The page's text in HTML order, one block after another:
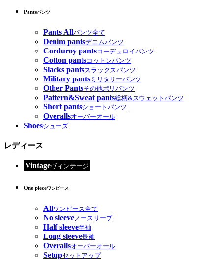
Pantsパンツ
Pants Allパンツ全て
Denim pantsデニムパンツ
Corduroy pantsコーデュロイパンツ
Cotton pantsコットンパンツ
Slacks pantsスラックスパンツ
Military pants ミリタリーパンツ
Other Pantsその他ポリパンツ
Pattern&Sweat pants総柄&スウェットパンツ
Short pantsショートパンツ
Overallsオーバーオール
Shoesシューズ
レディース
Vintageヴィンテージ
One pieceワンピース
Allワンピース全て
No sleeveノースリーブ
Half sleeve半袖
Long sleeve長袖
Overallsオーバーオール
Setupセットアップ